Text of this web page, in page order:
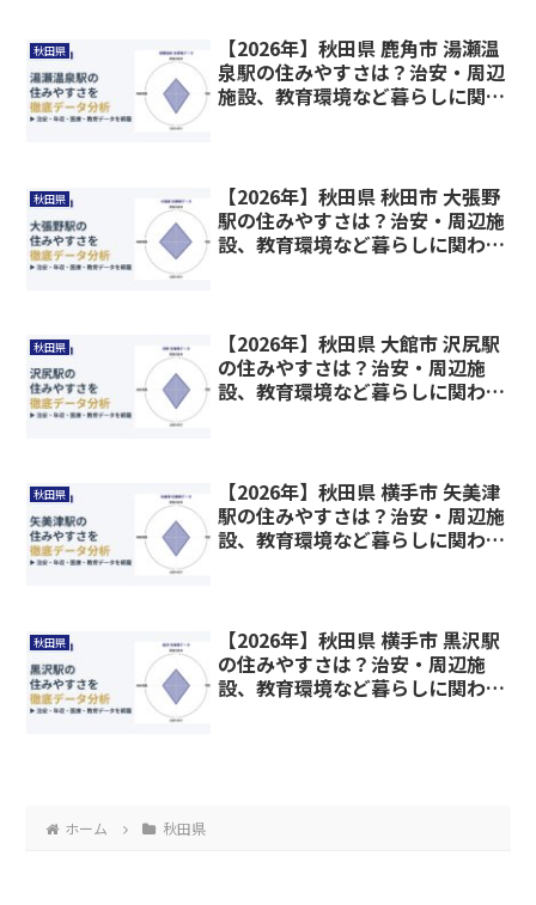
秋田県
【2026年】秋田県 鹿角市 湯瀬温
泉駅の住みやすさは？治安・周辺
施設、教育環境など暮らしに関わ
秋田県
【2026年】秋田県 秋田市 大張野
駅の住みやすさは？治安・周辺施
設、教育環境など暮らしに関わる
秋田県
【2026年】秋田県 大館市 沢尻駅
の住みやすさは？治安・周辺施
設、教育環境など暮らしに関わる
秋田県
【2026年】秋田県 横手市 矢美津
駅の住みやすさは？治安・周辺施
設、教育環境など暮らしに関わる
秋田県
【2026年】秋田県 横手市 黒沢駅
の住みやすさは？治安・周辺施
設、教育環境など暮らしに関わる
ホーム 秋田県